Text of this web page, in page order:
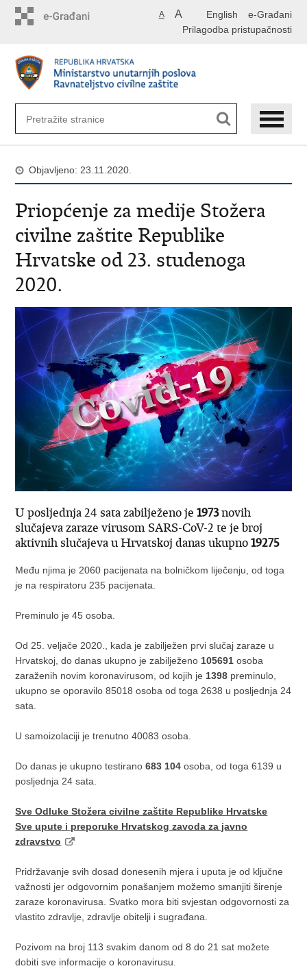
English e-Građani
A A
Prilagodba pristupačnosti
Objavljeno: 23.11.2020.
Priopćenje za medije Stožera
civilne zaštite Republike
Hrvatske od 23. studenoga
2020.
U posljednja 24 sata zabilježeno je1973novih
slučajeva zaraze virusom SARS-CoV-2 te je broj
aktivnih slučajeva u Hrvatskoj danas ukupno19275
Među njima je 2060 pacijenata na bolničkom liječenju, od toga
je na respiratoru 235 pacijenata.
Preminulo je 45 osoba.
Od 25. veljače 2020., kada je zabilježen prvi slučaj zaraze u
Hrvatskoj, do danas ukupno je zabilježeno 105691 osoba
zaraženih novim koronavirusom, od kojih je 1398 preminulo,
ukupno se oporavilo 85018 osoba od toga 2638 u posljednja 24
sata.
U samoizolaciji je trenutno 40083 osoba.
Do danas je ukupno testirano683 104osoba, od toga 6139 u
posljednja 24 sata.
Sve Odluke Stožera civilne zaštite Republike Hrvatske
Sve upute i preporuke Hrvatskog zavoda za javno
zdravstvo
Pridržavanje svih dosad donesenih mjera i uputa je od ključne
važnosti jer odgovornim ponašanjem možemo smanjiti širenje
zaraze koronavirusa. Svatko mora biti svjestan odgovornosti za
vlastito zdravlje, zdravlje obitelji i sugrađana.
Pozivom na broj 113 svakim danom od 8 do 21 sat možete
dobiti sve informacije o koronavirusu.